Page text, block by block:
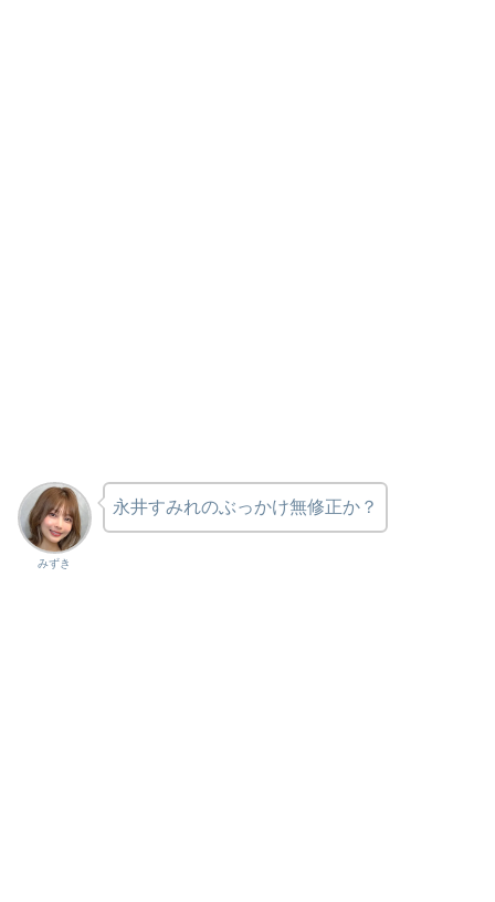
みずき
永井すみれのぶっかけ無修正か？